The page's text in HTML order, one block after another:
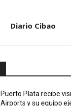
Diario Cibao
Puerto Plata recibe
Airports y su equipo